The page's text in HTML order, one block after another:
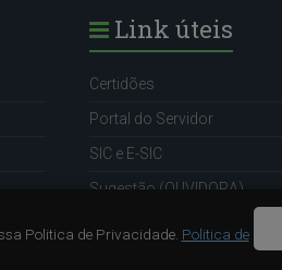
Link úteis
Certidões
Portal do Servidor
SIC e E-SIC
Sugestão (OUVIDORA)
Politica de Privacidade. Politica de